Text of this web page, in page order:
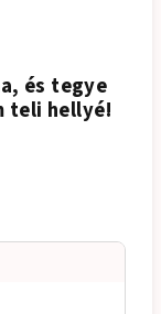
és tegye
teli hellyé!